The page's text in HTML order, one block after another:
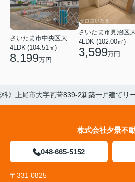
さいたま市中央区大戸３丁目
4LDK (104.51㎡)
8,199万円
4LDK (102.00㎡)
3,599万円
》上尾市大字瓦葺839-2新築一戸建てリ
株式会社夕景不
048-665-5152
〒331-0825